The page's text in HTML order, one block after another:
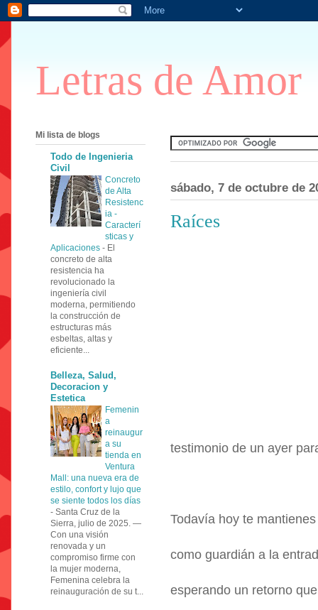
Letras de Amor
sábado, 7 de octubre de
Raíces
testimonio de un ayer
Todavía hoy te mantienes
como guardián a la
esperando un retorno
Mi lista de blogs
Todo de Ingenieria
Civil
Concreto
de Alta
Resistenc
ia -
Caracterí
sticas y
Aplicaciones - El
concreto de alta
resistencia ha
revolucionado la
ingeniería civil
moderna, permitiendo
la construcción de
estructuras más
esbeltas, altas y
eficiente...
Belleza, Salud,
Decoracion y
Estetica
Femenin
a
reinaugur
a su
tienda en
Ventura
Mall: una nueva era de
estilo, confort y lujo que
se siente todos los días
- Santa Cruz de la
Sierra, julio de 2025. —
Con una visión
renovada y un
compromiso firme con
la mujer moderna,
Femenina celebra la
reinauguración de su t...